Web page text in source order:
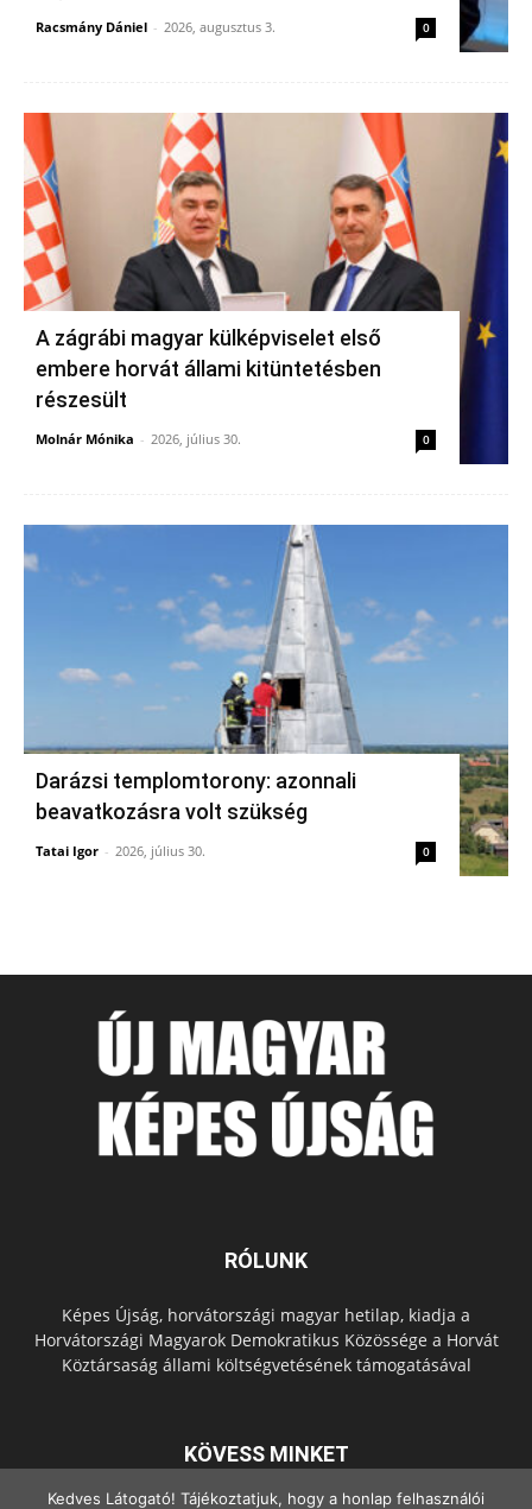
Racsmány Dániel - 2026, augusztus 3. 0
A zágrábi magyar külképviselet első
embere horvát állami kitüntetésben
részesült
Molnár Mónika - 2026, július 30. 0
Darázsi templomtorony: azonnali
beavatkozásra volt szükség
Tatai Igor - 2026, július 30. 0
RÓLUNK
Képes Újság, horvátországi magyar hetilap, kiadja a
Horvátországi Magyarok Demokratikus Közössége a Horvát
Köztársaság állami költségvetésének támogatásával
KÖVESS MINKET
Kedves Látogató! Tájékoztatjuk, hogy a honlap felhasználói